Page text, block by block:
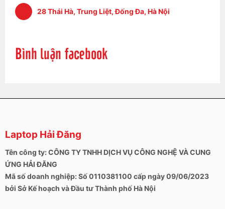
28 Thái Hà, Trung Liệt, Đống Đa, Hà Nội
Bình luận facebook
Laptop Hải Đăng
Tên công ty: CÔNG TY TNHH DỊCH VỤ CÔNG NGHỆ VÀ CUNG
ỨNG HẢI ĐĂNG
Mã số doanh nghiệp: Số 0110381100 cấp ngày 09/06/2023
bởi Sở Kế hoạch và Đầu tư Thành phố Hà Nội